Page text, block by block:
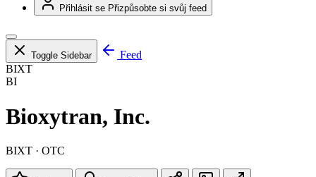
Přihlásit se Přizpůsobte si svůj feed
Toggle Sidebar
Feed
BIXT
BI
Bioxytran, Inc.
BIXT · OTC